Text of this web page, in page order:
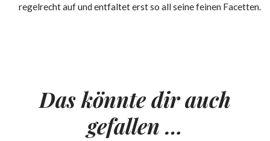
regelrecht auf und entfaltet erst so all seine feinen Facetten.
Das könnte dir auch
gefallen …